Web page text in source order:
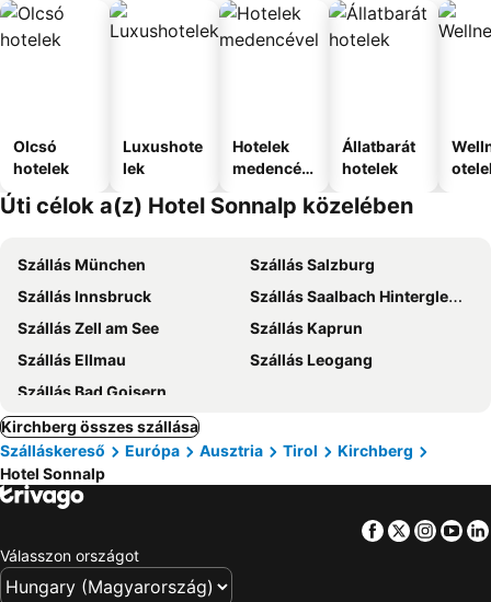
Olcsó
hotelek
Luxushote
lek
Hotelek
medencév
Állatbarát
hotelek
Úti célok a(z) Hotel Sonnalp közelében
Szállás München
Szállás Salzburg
Szállás Innsbruck
Szállás Saalbach Hinterglemm
Szállás Zell am See
Szállás Kaprun
Szállás Ellmau
Szállás Leogang
Szállás Bad Goisern
Kirchberg összes szállása
Szálláskereső
Európa Ausztria Tirol
Kirchberg
Hotel Sonnalp
Facebook
Twitter
Válasszon országot